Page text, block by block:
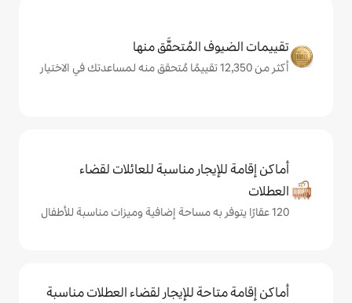
المُتحقَّق منها
مناسبة للعائلات لقضاء
للإيجار لقضاء العطلات مناسبة